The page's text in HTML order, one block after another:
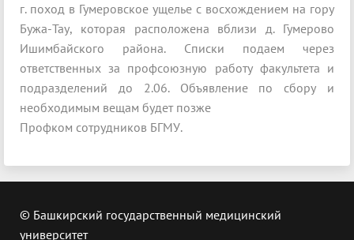
г. поход в Гумеровское ущелье с восхождением на гору
Бужа-Тау, которая расположена вблизи д. Гумерово
Ишимбайского района. Списки подаем через
ответственных за профсоюзную работу факультета и
подразделений до 2.06. Объявление по сбору и
необходимым вещам будет позже
Профком сотрудников БГМУ.
© Башкирский государственный медицинский
университет